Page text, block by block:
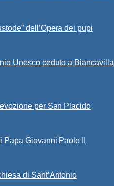
dell’Opera dei pupi
Unesco ceduto a Biancavilla
per San Placido
Giovanni Paolo II
di Sant’Antonio